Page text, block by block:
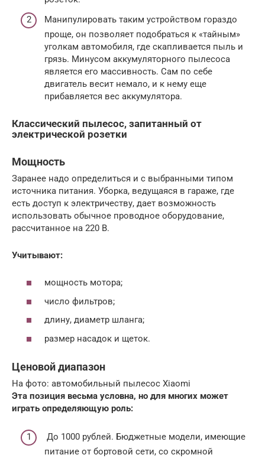
Манипулировать таким устройством гораздо
проще, он позволяет подобраться к «тайным»
уголкам автомобиля, где скапливается пыль и
грязь. Минусом аккумуляторного пылесоса
является его массивность. Сам по себе
двигатель весит немало, и к нему еще
прибавляется вес аккумулятора.
Классический пылесос, запитанный от
электрической розетки
Мощность
Заранее надо определиться и с выбранными типом
источника питания. Уборка, ведущаяся в гараже, где
есть доступ к электричеству, дает возможность
использовать обычное проводное оборудование,
рассчитанное на 220 В.
Учитывают:
мощность мотора;
число фильтров;
длину, диаметр шланга;
размер насадок и щеток.
Ценовой диапазон
На фото: автомобильный пылесос Xiaomi
Эта позиция весьма условна, но для многих может
играть определяющую роль:
До 1000 рублей. Бюджетные модели, имеющие
питание от бортовой сети, со скромной